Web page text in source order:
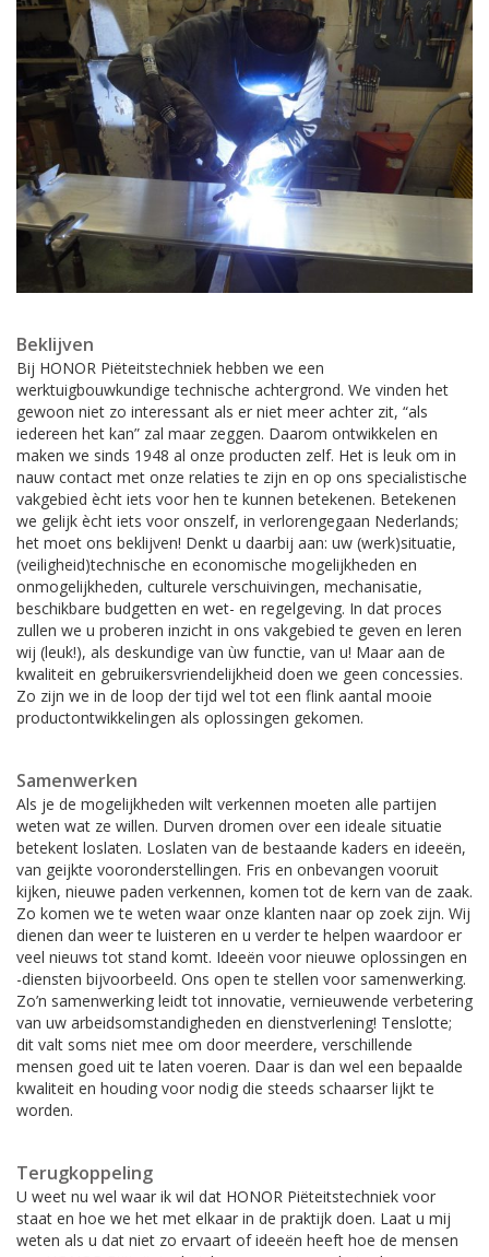
Beklijven
Bij HONOR Piëteitstechniek hebben we een
werktuigbouwkundige technische achtergrond. We vinden het
gewoon niet zo interessant als er niet meer achter zit, “als
iedereen het kan” zal maar zeggen. Daarom ontwikkelen en
maken we sinds 1948 al onze producten zelf. Het is leuk om in
nauw contact met onze relaties te zijn en op ons specialistische
vakgebied ècht iets voor hen te kunnen betekenen. Betekenen
we gelijk ècht iets voor onszelf, in verlorengegaan Nederlands;
het moet ons beklijven! Denkt u daarbij aan: uw (werk)situatie,
(veiligheid)technische en economische mogelijkheden en
onmogelijkheden, culturele verschuivingen, mechanisatie,
beschikbare budgetten en wet- en regelgeving. In dat proces
zullen we u proberen inzicht in ons vakgebied te geven en leren
wij (leuk!), als deskundige van ùw functie, van u! Maar aan de
kwaliteit en gebruikersvriendelijkheid doen we geen concessies.
Zo zijn we in de loop der tijd wel tot een flink aantal mooie
productontwikkelingen als oplossingen gekomen.
Samenwerken
Als je de mogelijkheden wilt verkennen moeten alle partijen
weten wat ze willen. Durven dromen over een ideale situatie
betekent loslaten. Loslaten van de bestaande kaders en ideeën,
van geijkte vooronderstellingen. Fris en onbevangen vooruit
kijken, nieuwe paden verkennen, komen tot de kern van de zaak.
Zo komen we te weten waar onze klanten naar op zoek zijn. Wij
dienen dan weer te luisteren en u verder te helpen waardoor er
veel nieuws tot stand komt. Ideeën voor nieuwe oplossingen en
-diensten bijvoorbeeld. Ons open te stellen voor samenwerking.
Zo’n samenwerking leidt tot innovatie, vernieuwende verbetering
van uw arbeidsomstandigheden en dienstverlening! Tenslotte;
dit valt soms niet mee om door meerdere, verschillende
mensen goed uit te laten voeren. Daar is dan wel een bepaalde
kwaliteit en houding voor nodig die steeds schaarser lijkt te
worden.
Terugkoppeling
U weet nu wel waar ik wil dat HONOR Piëteitstechniek voor
staat en hoe we het met elkaar in de praktijk doen. Laat u mij
weten als u dat niet zo ervaart of ideeën heeft hoe de mensen